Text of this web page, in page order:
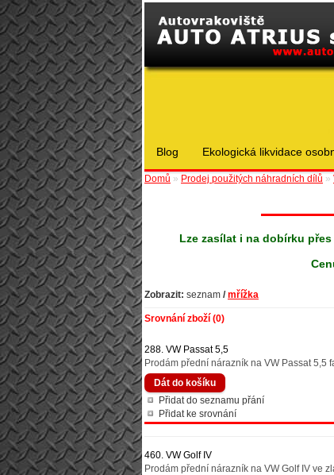
Blog Ekologická likvidace
Domů » Prodej použitých náhradních dílů »
Lze zasílat i na dobírku
Zobrazit: seznam / mřížka
Srovnání zboží (0)
288. VW Passat 5,5
Prodám přední nárazník na VW Passat 5,5
Přidat do seznamu přání
Přidat ke srovnání
460. VW Golf IV
Prodám přední nárazník na VW Golf IV ve